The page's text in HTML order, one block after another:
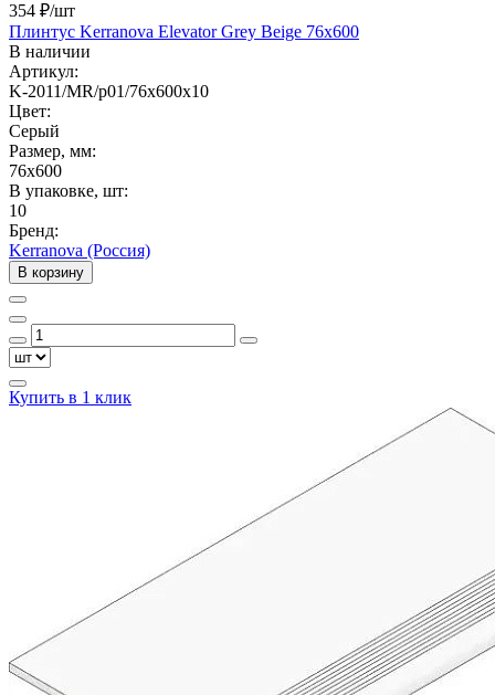
354 ₽/шт
Плинтус Kerranova Elevator Grey Beige 76х600
В наличии
Артикул:
K-2011/MR/p01/76х600x10
Цвет:
Серый
Размер, мм:
76x600
В упаковке, шт:
10
Бренд:
Kerranova (Россия)
В корзину
Купить в 1 клик